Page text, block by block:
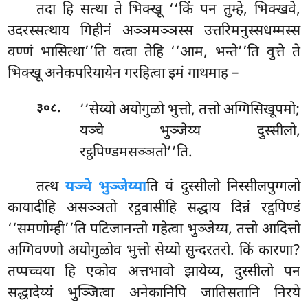
तदा हि सत्था ते भिक्खू ‘‘किं पन तुम्हे, भिक्खवे,
उदरस्सत्थाय गिहीनं अञ्ञमञ्ञस्स उत्तरिमनुस्सधम्मस्स
वण्णं भासित्था’’ति वत्वा तेहि ‘‘आम, भन्ते’’ति वुत्ते ते
भिक्खू अनेकपरियायेन गरहित्वा इमं गाथमाह –
३०८. ‘‘सेय्योअयोगुळो भुत्तो, तत्तो अग्गिसिखूपमो;
यञ्चे भुञ्जेय्य दुस्सीलो,
रट्ठपिण्डमसञ्ञतो’’ति.
तत्थयञ्चे भुञ्जेय्याति यं दुस्सीलो निस्सीलपुग्गलो
कायादीहि असञ्ञतो रट्ठवासीहि सद्धाय दिन्नं रट्ठपिण्डं
‘‘समणोम्ही’’ति पटिजानन्तो गहेत्वा भुञ्जेय्य, तत्तो आदित्तो
अग्गिवण्णो अयोगुळोव भुत्तो सेय्यो सुन्दरतरो. किं कारणा?
तप्पच्चया हि एकोव अत्तभावो झायेय्य, दुस्सीलो पन
सद्धादेय्यं भुञ्जित्वा अनेकानिपि जातिसतानि निरये